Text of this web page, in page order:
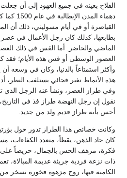
الفلاح بعينه في جميع العهود إلى أن
دهماء
القياصرة أو في أيام مسوليني، ذلك أن
بطابعها، كذلك كان رجل الأعمال في عصر
الماضي والحاضر. أما القس في ذلك
العصور الوسطى أو قس هذه الأيام؛ فقد
وأكثر استمتاعاً بالدنيا، وكان في
هذه الأنماط تغير فجائي يستلفت النظر،
نقول إن رجل النهضة طراز فذ في التاريخ،
أحس بأنه طراز قديم ولد من جديد.
وكانت خصائص هذا الطراز تدور حول
كان حاد الذهن، يقظاً، متعدد الكفاءات،
فكرة، مرهف الحس بالجمال، حريصاً على
ذات نزعة فردية جريئة عديمة المبالاة،
الكامنة فيها، روح مزهوة فخورة تسخر من